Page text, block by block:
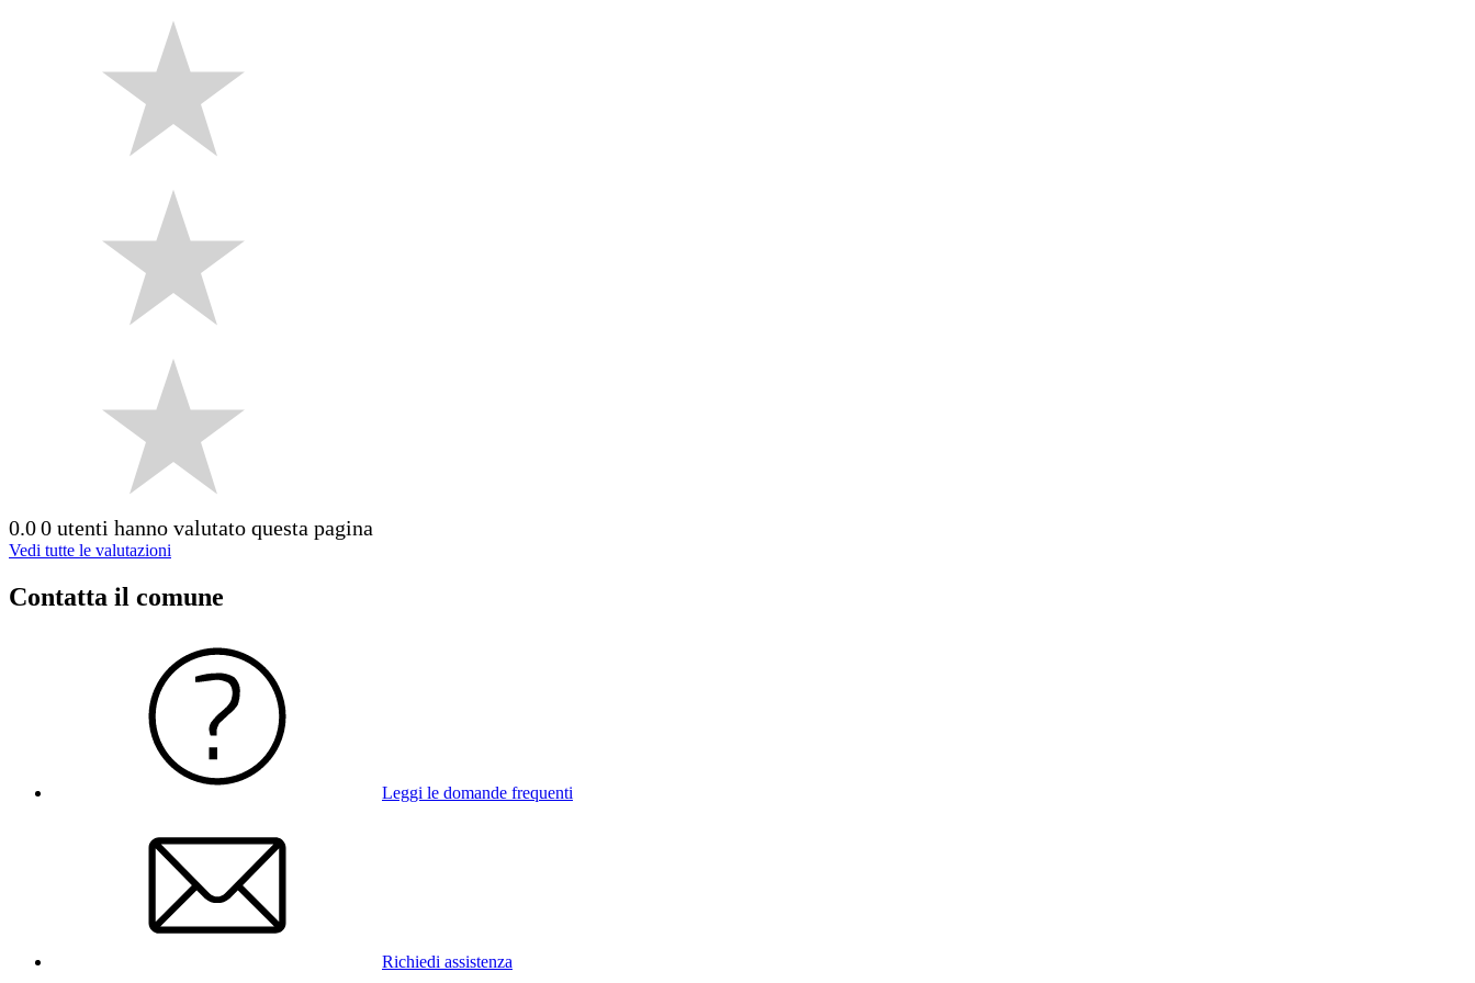
0.00 utenti hanno valutato questa pagina
Vedi tutte le valutazioni
Contatta il comune
Leggi le domande frequenti
Richiedi assistenza